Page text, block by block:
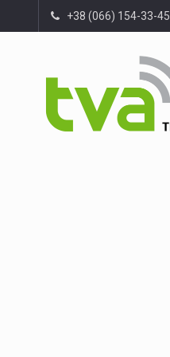
+38 (066) 154-33-45